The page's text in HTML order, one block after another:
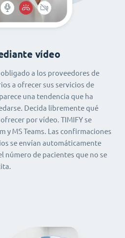
vídeo
a los proveedores de
a ofrecer sus servicios de
una tendencia que ha
Decida libremente qué
por vídeo. TIMIFY se
y MS Teams. Las confirmaciones
se envían automáticamente
número de pacientes que no se